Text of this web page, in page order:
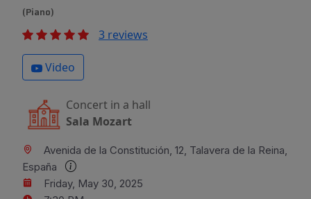
(Piano)
3 reviews
Video
Concert in a hall
Sala Mozart
Avenida de la Constitución, 12, Talavera de la Reina,
España
Friday, May 30, 2025